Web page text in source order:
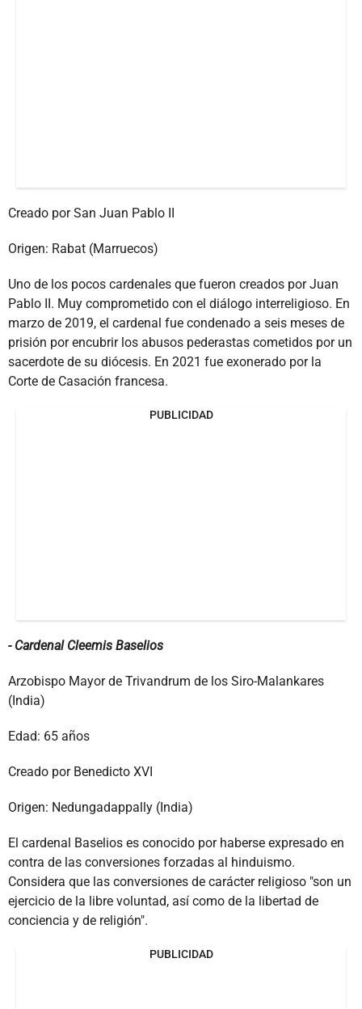
Creado por San Juan Pablo II
Origen: Rabat (Marruecos)
Uno de los pocos cardenales que fueron creados por Juan
Pablo II. Muy comprometido con el diálogo interreligioso. En
marzo de 2019, el cardenal fue condenado a seis meses de
prisión por encubrir los abusos pederastas cometidos por un
sacerdote de su diócesis. En 2021 fue exonerado por la
Corte de Casación francesa.
PUBLICIDAD
- Cardenal Cleemis Baselios
Arzobispo Mayor de Trivandrum de los Siro-Malankares
(India)
Edad: 65 años
Creado por Benedicto XVI
Origen: Nedungadappally (India)
El cardenal Baselios es conocido por haberse expresado en
contra de las conversiones forzadas al hinduismo.
Considera que las conversiones de carácter religioso "son un
ejercicio de la libre voluntad, así como de la libertad de
conciencia y de religión".
PUBLICIDAD